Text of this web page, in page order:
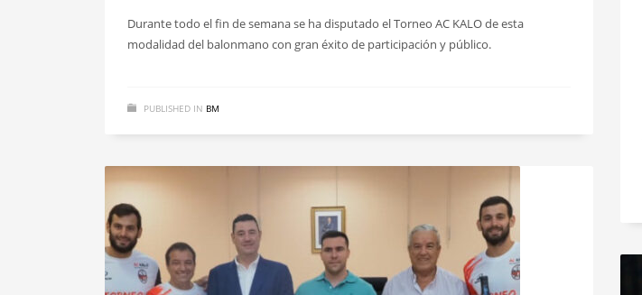
Durante todo el fin de semana se ha disputado el Torneo AC KALO de esta
modalidad del balonmano con gran éxito de participación y público.
PUBLISHED IN BM